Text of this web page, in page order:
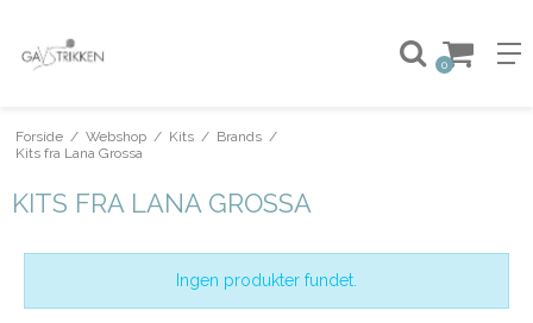
0
Forside / Webshop / Kits / Brands /
Kits fra Lana Grossa
KITS FRA LANA GROSSA
Ingen produkter fundet.